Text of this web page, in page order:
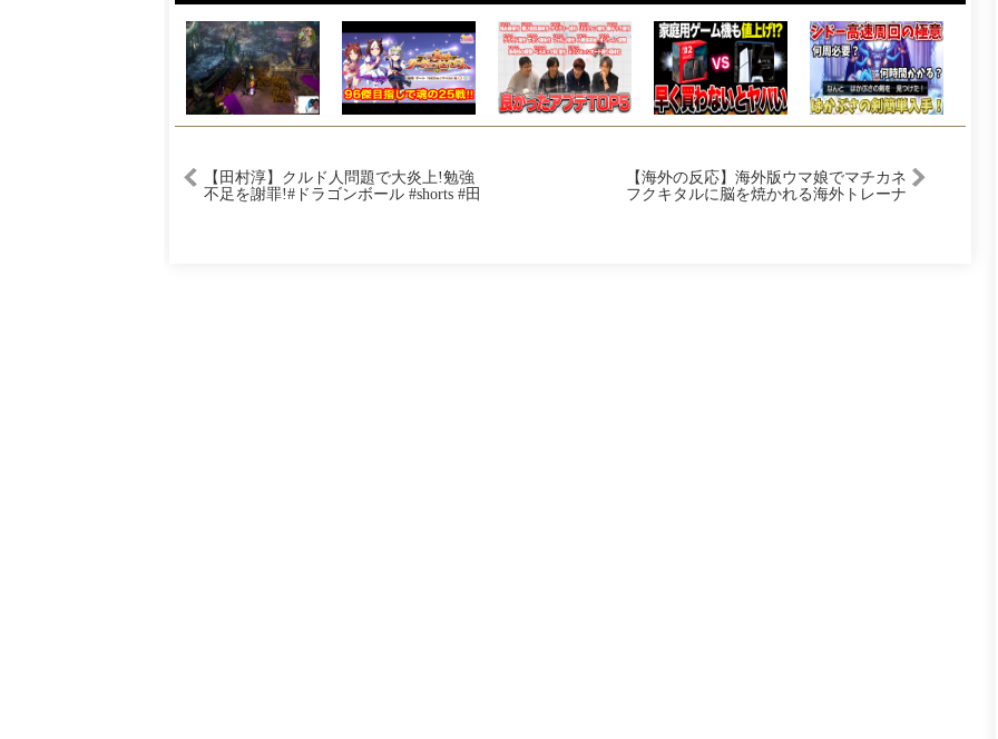
【田村淳】クルド人問題で大炎上!勉強
不足を謝罪!#ドラゴンボール #shorts #田
【海外の反応】海外版ウマ娘でマチカネ
フクキタルに脳を焼かれる海外トレーナ